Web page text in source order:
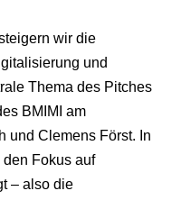
wir die
und
Thema des Pitches
BMIMI am
und Clemens Först. In
Fokus auf
– also die